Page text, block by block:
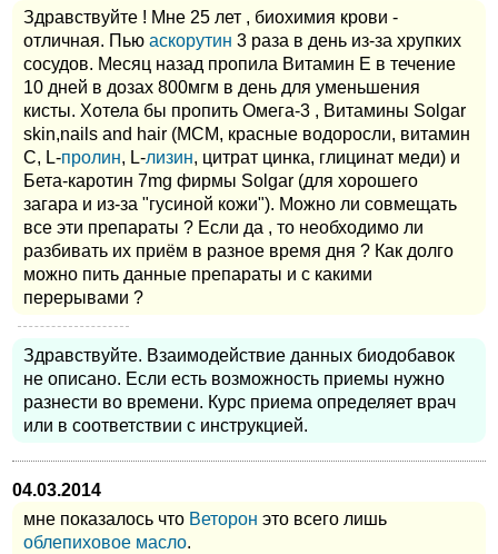
Здравствуйте ! Мне 25 лет , биохимия крови -
отличная. Пью аскорутин 3 раза в день из-за хрупких
сосудов. Месяц назад пропила Витамин Е в течение
10 дней в дозах 800мгм в день для уменьшения
кисты. Хотела бы пропить Омега-3 , Витамины Solgar
skin,nails and hair (МСМ, красные водоросли, витамин
С, L-пролин, L-лизин, цитрат цинка, глицинат меди) и
Бета-каротин 7mg фирмы Solgar (для хорошего
загара и из-за "гусиной кожи"). Можно ли совмещать
все эти препараты ? Если да , то необходимо ли
разбивать их приём в разное время дня ? Как долго
можно пить данные препараты и с какими
перерывами ?
Здравствуйте. Взаимодействие данных биодобавок
не описано. Если есть возможность приемы нужно
разнести во времени. Курс приема определяет врач
или в соответствии с инструкцией.
04.03.2014
мне показалось что Веторон это всего лишь
облепиховое масло.